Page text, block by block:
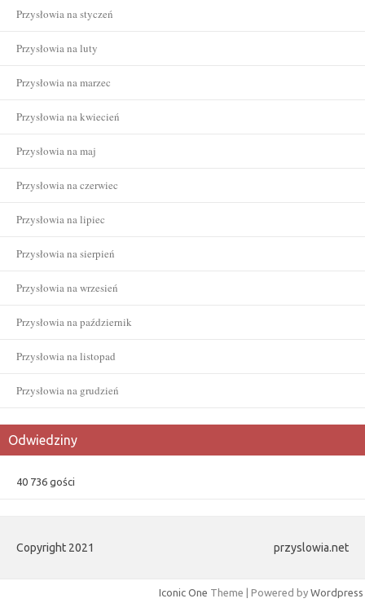
Przysłowia na styczeń
Przysłowia na luty
Przysłowia na marzec
Przysłowia na kwiecień
Przysłowia na maj
Przysłowia na czerwiec
Przysłowia na lipiec
Przysłowia na sierpień
Przysłowia na wrzesień
Przysłowia na październik
Przysłowia na listopad
Przysłowia na grudzień
Odwiedziny
40 736 gości
Copyright 2021 przyslowia.net
Iconic One Theme | Powered by Wordpress